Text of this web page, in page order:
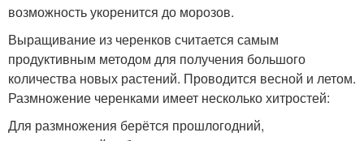
возможность укоренится до морозов.
Выращивание из черенков считается самым
продуктивным методом для получения большого
количества новых растений. Проводится весной и летом.
Размножение черенками имеет несколько хитростей:
Для размножения берётся прошлогодний,